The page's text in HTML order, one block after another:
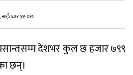
आईतवार ११:०७
देशभर कुल छ हजार ७९९
छन्।